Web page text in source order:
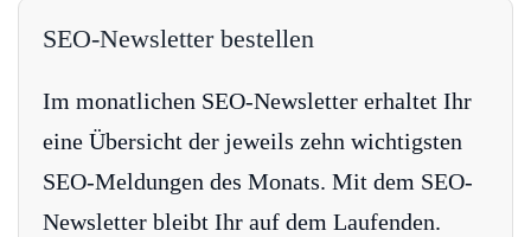
SEO-Newsletter bestellen
Im monatlichen SEO-Newsletter erhaltet Ihr
eine Übersicht der jeweils zehn wichtigsten
SEO-Meldungen des Monats. Mit dem SEO-
Newsletter bleibt Ihr auf dem Laufenden.